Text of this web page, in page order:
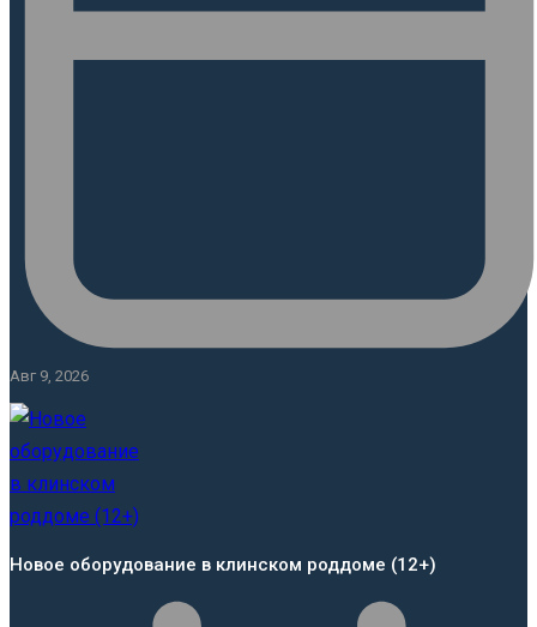
Авг 9, 2026
Новое оборудование в клинском роддоме (12+)